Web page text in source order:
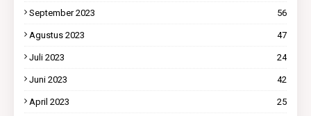
September 2023 56
Agustus 2023 47
Juli 2023 24
Juni 2023 42
April 2023 25